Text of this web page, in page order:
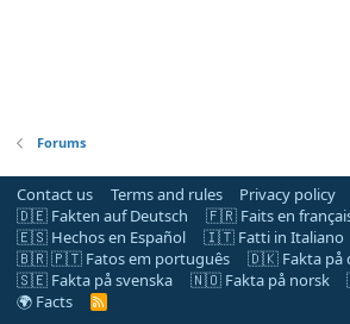
Forums
Contact us Terms and rules Privacy policy
🇩🇪 Fakten auf Deutsch
🇫🇷 Faits en
🇪🇸 Hechos en Español
🇮🇹 Fatti in Italiano
🇧🇷 🇵🇹 Fatos em português
🇩🇰 Fakta på
🇸🇪 Fakta på svenska
🇳🇴 Fakta på norsk
🌍 Facts
R